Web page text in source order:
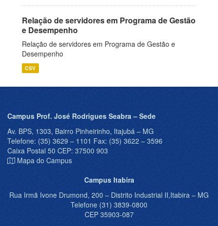
Relação de servidores em Programa de Gestão
e Desempenho
Relação de servidores em Programa de Gestão e
Desempenho
CSV
Campus Prof. José Rodrigues Seabra – Sede
Av. BPS, 1303, Bairro Pinheirinho, Itajubá – MG
Telefone: (35) 3629 – 1101 Fax: (35) 3622 – 3596
Caixa Postal 50 CEP: 37500 903
Mapa do Campus
Campus Itabira
Rua Irmã Ivone Drumond, 200 – Distrito Industrial II,Itabira – MG
Telefone (31) 3839-0800
CEP 35903-087